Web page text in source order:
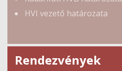
HVI vezető határozata
Rendezvények